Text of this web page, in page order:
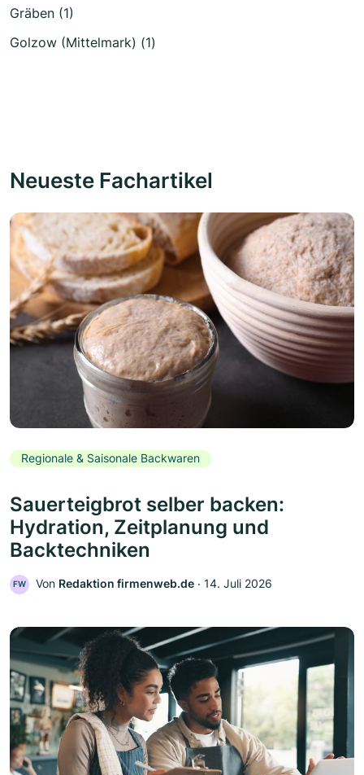
Gräben (1)
Golzow (Mittelmark) (1)
Neueste Fachartikel
Regionale & Saisonale Backwaren
Sauerteigbrot selber backen:
Hydration, Zeitplanung und
Backtechniken
FW Von Redaktion firmenweb.de ‧ 14. Juli 2026